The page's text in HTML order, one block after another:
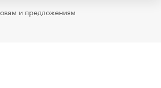
и предложениям